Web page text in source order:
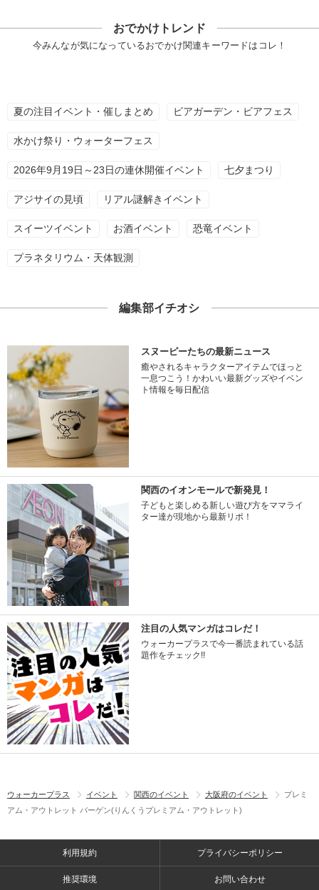
おでかけトレンド
今みんなが気になっているおでかけ関連キーワードはコレ！
夏の注目イベント・催しまとめ ビアガーデン・ビアフェス
水かけ祭り・ウォーターフェス
2026年9月19日～23日の連休開催イベント 七夕まつり
アジサイの見頃 リアル謎解きイベント
スイーツイベント お酒イベント 恐竜イベント
プラネタリウム・天体観測
編集部イチオシ
スヌーピーたちの最新ニュース
癒やされるキャラクターアイテムでほっと
一息つこう！かわいい最新グッズやイベン
ト情報を毎日配信
関西のイオンモールで新発見！
子どもと楽しめる新しい遊び方をママライ
ター達が現地から最新リポ！
注目の人気マンガはコレだ！
ウォーカープラスで今一番読まれている話
題作をチェック!!
ウォーカープラス イベント 関西のイベント 大阪府のイベント
プレミ
アム・アウトレット バーゲン(りんくうプレミアム・アウトレット)
利用規約 プライバシーポリシー
推奨環境 お問い合わせ